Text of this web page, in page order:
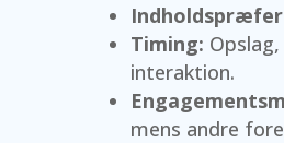
Timing:
interaktion.
mens andre